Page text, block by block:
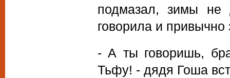
подмазал, зимы не
говорила и
- А ты говоришь,
Тьфу! - дядя Гоша